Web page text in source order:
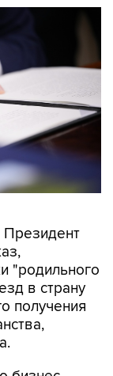
Президент
"родильного
в страну
получения